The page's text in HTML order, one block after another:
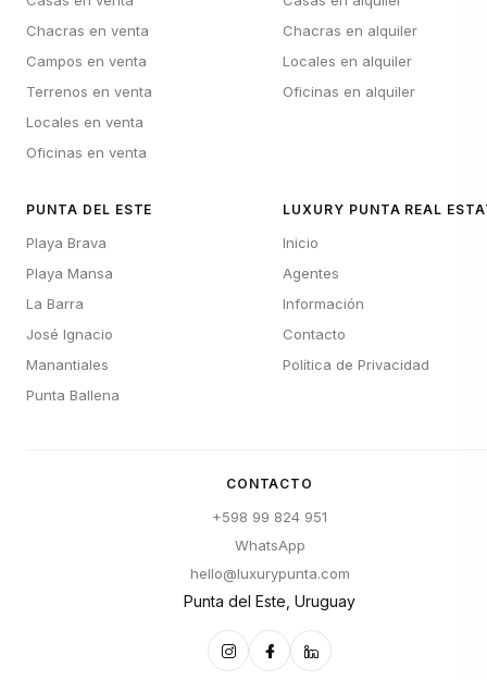
Chacras en venta
Campos en venta
Terrenos en venta
Locales en venta
Oficinas en venta
Chacras en alquiler
Locales en alquiler
Oficinas en alquiler
PUNTA DEL ESTE
Playa Brava
Playa Mansa
La Barra
José Ignacio
Manantiales
Punta Ballena
LUXURY PUNTA REAL
Inicio
Agentes
Información
Contacto
Política de Privacidad
CONTACTO
+598 99 824 951
WhatsApp
hello@luxurypunta.com
Punta del Este, Uruguay